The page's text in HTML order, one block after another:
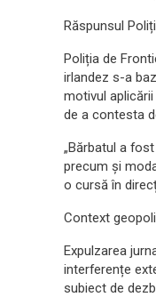
Răspunsul
Poliția de
irlandez s-a
motivul
de a contesta
„Bărbatul a
precum și
o cursă în
Context
Expulzarea
interferențe
subiect de